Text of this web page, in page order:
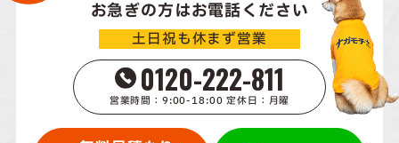
お急ぎの方はお電話ください
土日祝も休まず営業
0120-222-811
営業時間：9:00-18:00 定休日：月曜